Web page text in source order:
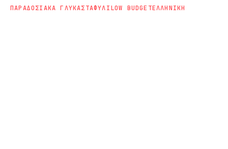
ΠΑΡΑΔΟΣΙΑΚΑ ΓΛΥΚΑΣΤΑΦΥΛΙLOW BUDGETΕΛΛΗΝΙΚΗ